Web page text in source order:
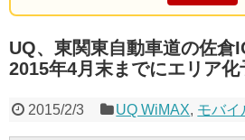
UQ、東関東自動車道の佐倉
2015年4月末までにエリア化
2015/2/3 UQ WiMAX, モバイ